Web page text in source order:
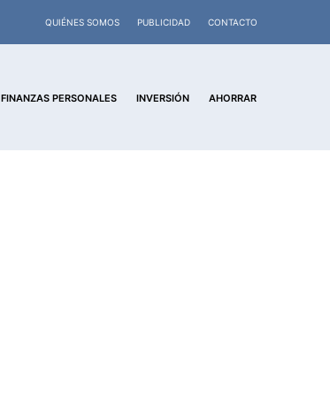
QUIÉNES SOMOS PUBLICIDAD CONTACTO
FINANZAS PERSONALES INVERSIÓN AHORRAR